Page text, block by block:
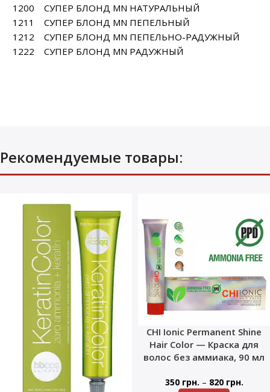
1200 СУПЕР БЛОНД MN НАТУРАЛЬНЫЙ
1211 СУПЕР БЛОНД MN ПЕПЕЛЬНЫЙ
1212 СУПЕР БЛОНД MN ПЕПЕЛЬНО-РАДУЖНЫЙ
1222 СУПЕР БЛОНД MN РАДУЖНЫЙ
Рекомендуемые товары:
CHI Ionic Permanent Shine
Hair Color — Краска для
волос без аммиака, 90 мл
350 грн. – 820 грн.